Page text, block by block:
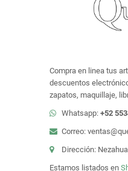
Compra en linea tus
descuentos
zapatos, maquillaje,
Whatsapp: +52
Correo:
Dirección:
Estamos listados en